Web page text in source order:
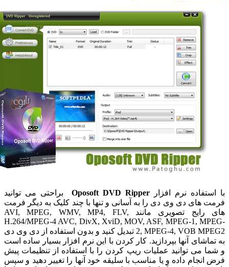
نرم افزارOposoft DVD Ripperبراحتی می توانید
های دی وی دی را به آسانی و تنها با چند کلیک به دیگر فرمت
های رایج تصویری مانند AVI, MPEG, WMV, MP4, FLV,
H.264/MPEG-4 AVC, DivX, XviD, MOV, ASF, MPEG-1,
2, MPEG-4, VOB MPEG2 تبدیل کنید و بدون استفاده از دی وی دی
آنها بپردازید. کار کردن با این نرم افزار بسیار ساده است
می توانید عملیات ریپ کردن را با استفاده از تنظیمات پیش
انجام داده و یا مناسب با سلیقه خود آنها را تغییر دهید و سپس